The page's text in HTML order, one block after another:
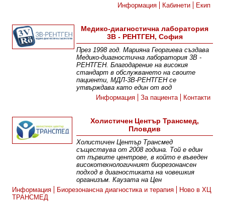
Информация
Кабинети Екип
Медико-диагностична лаборатория
3В - РЕНТГЕН, София
През 1998 год. Марияна Георгиева създава
Медико-диагностична лаборатория 3В -
РЕНТГЕН. Благодарение на високия
стандарт в обслужването на своите
пациенти, МДЛ-3В-РЕНТГЕН се
утвърждава като един от вод
Информация
За пациента Контакти
Холистичен Център Трансмед,
Пловдив
Холистичен Център Трансмед
съществува от 2008 година. Той е един
от първите центрове, в който е въведен
високотехнологичният биорезонансен
подход в диагностиката на човешкия
организъм. Каузата на Цен
Информация
Биорезонансна диагностика и терапия
Ново в ХЦ
ТРАНСМЕД